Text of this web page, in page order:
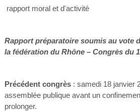
rapport moral et d'activité
Rapport préparatoire soumis au vote
la fédération du Rhône – Congrès du
Précédent congrès: samedi 18 janvier
assemblée publique avant un
prolonger.